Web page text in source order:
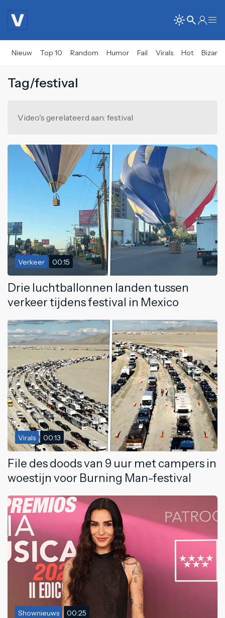
Nieuw Top 10 Random Humor Fail Virals Hot Bizar
Tag/festival
Video's gerelateerd aan: festival
Verkeer 00:15
Drie luchtballonnen landen tussen
verkeer tijdens festival in Mexico
Virals 00:13
File des doods van 9 uur met campers in
woestijn voor Burning Man-festival
Shownieuws 00:25